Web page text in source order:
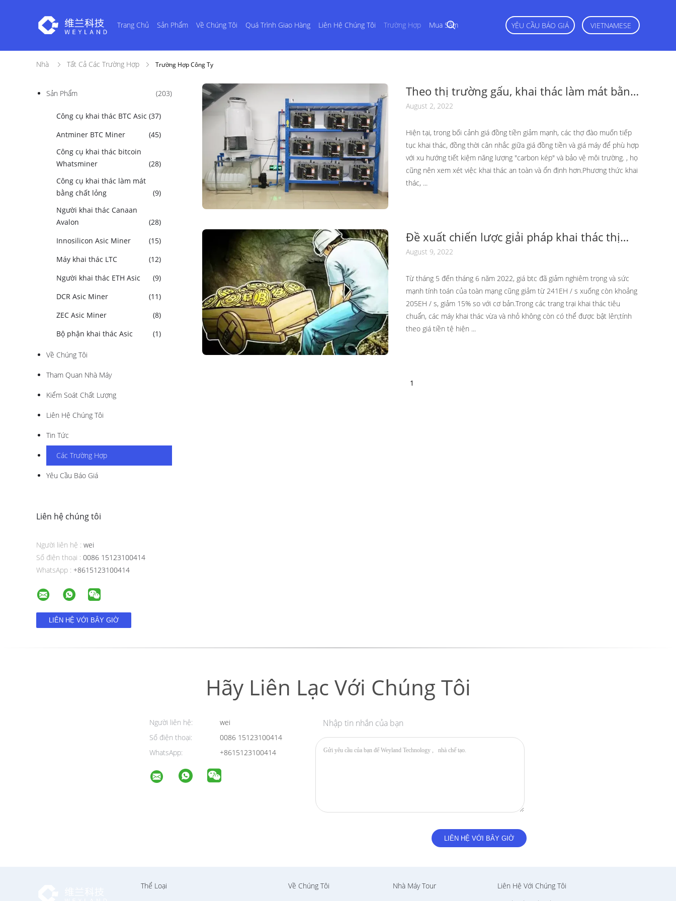
Trang Chủ Sản Phẩm Về Chúng Tôi Quá Trình Giao Hàng Liên Hệ Chúng Tôi Trường Hợp Mua Sắm YÊU CẦU BÁO GIÁ VIETNAMESE
Nhà Tất Cả Các Trường Hợp Trường Hợp Công Ty
Sản Phẩm (203)
Công cụ khai thác BTC Asic (37)
Antminer BTC Miner
(45)
Công cụ khai thác bitcoin
Whatsminer
(28)
Công cụ khai thác làm mát
bằng chất lỏng
(9)
Người khai thác Canaan
Avalon
(28)
Innosilicon Asic Miner
(15)
Máy khai thác LTC
(12)
Người khai thác ETH Asic
(9)
DCR Asic Miner
(11)
ZEC Asic Miner
(8)
Bộ phận khai thác Asic
(1)
Về Chúng Tôi
Tham Quan Nhà Máy
Kiểm Soát Chất Lượng
Liên Hệ Chúng Tôi
Tin Tức
Các Trường Hợp
Yêu Cầu Báo Giá
Liên hệ chúng tôi
Người liên hệ : wei
Số điện thoại : 0086 15123100414
WhatsApp : +8615123100414
Theo thị trường gấu, khai thác làm mát bằng
chất lỏng là lựa chọn tốt nhất để bảo vệ môi
August 2, 2022
Hiện tại, trong bối cảnh giá đồng tiền giảm mạnh, các thợ đào muốn tiếp
tục khai thác, đồng thời cân nhắc giữa giá đồng tiền và giá máy để phù hợp
với xu hướng tiết kiệm năng lượng "carbon kép" và bảo vệ môi trường. , họ
cũng nên xem xét việc khai thác an toàn và ổn định hơn.Phương thức khai
thác, ...
Đề xuất chiến lược giải pháp khai thác thị
trường gấu
August 9, 2022
Từ tháng 5 đến tháng 6 năm 2022, giá btc đã giảm nghiêm trọng và sức
mạnh tính toán của toàn mạng cũng giảm từ 241EH / s xuống còn khoảng
205EH / s, giảm 15% so với cơ bản.Trong các trang trại khai thác tiêu
chuẩn, các máy khai thác vừa và nhỏ không còn có thể được bật lên;tính
theo giá tiền tệ hiện ...
1
Hãy Liên Lạc Với Chúng Tôi
Người liên hệ:
wei
Số điện thoại:
0086 15123100414
WhatsApp:
+8615123100414
Nhập tin nhắn của bạn
Thể Loại
Về Chúng Tôi
Nhà Máy Tour
Liên Hệ Với Chúng Tôi